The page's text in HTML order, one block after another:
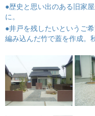
●歴史と思い出のある旧家
に。
●井戸を残したいというご
編み込んだ竹で蓋を作成。